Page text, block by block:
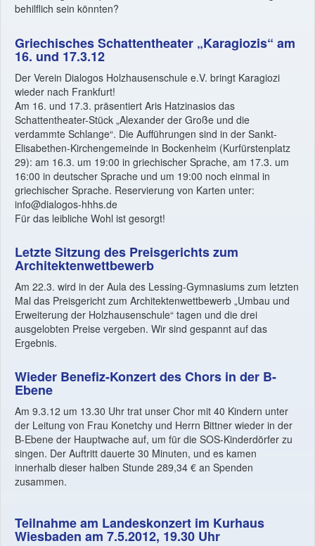
behilflich sein könnten?
Griechisches Schattentheater „Karagiozis“ am
16. und 17.3.12
Der Verein Dialogos Holzhausenschule e.V. bringt Karagiozi
wieder nach Frankfurt!
Am 16. und 17.3. präsentiert Aris Hatzinasios das
Schattentheater-Stück „Alexander der Große und die
verdammte Schlange“. Die Aufführungen sind in der Sankt-
Elisabethen-Kirchengemeinde in Bockenheim (Kurfürstenplatz
29): am 16.3. um 19:00 in griechischer Sprache, am 17.3. um
16:00 in deutscher Sprache und um 19:00 noch einmal in
griechischer Sprache. Reservierung von Karten unter:
info@dialogos-hhhs.de
Für das leibliche Wohl ist gesorgt!
Letzte Sitzung des Preisgerichts zum
Architektenwettbewerb
Am 22.3. wird in der Aula des Lessing-Gymnasiums zum letzten
Mal das Preisgericht zum Architektenwettbewerb „Umbau und
Erweiterung der Holzhausenschule“ tagen und die drei
ausgelobten Preise vergeben. Wir sind gespannt auf das
Ergebnis.
Wieder Benefiz-Konzert des Chors in der B-
Ebene
Am 9.3.12 um 13.30 Uhr trat unser Chor mit 40 Kindern unter
der Leitung von Frau Konetchy und Herrn Bittner wieder in der
B-Ebene der Hauptwache auf, um für die SOS-Kinderdörfer zu
singen. Der Auftritt dauerte 30 Minuten, und es kamen
innerhalb dieser halben Stunde 289,34 € an Spenden
zusammen.
Teilnahme am Landeskonzert im Kurhaus
Wiesbaden am 7.5.2012, 19.30 Uhr